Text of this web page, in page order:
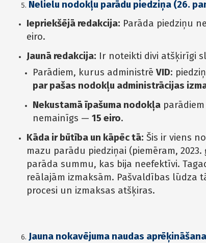
Nelielu nodokļu parādu piedziņa (26.
Iepriekšējā redakcija: Parāda piedziņu
eiro.
Jaunā redakcija: Ir noteikti divi atšķirīgi
Parādiem, kurus administrē VID:
par pašas nodokļu administrācijas
Nekustamā īpašuma nodokļa
nemainīgs — 15 eiro.
Kāda ir būtība un kāpēc tā: Šis ir viens
mazu parādu piedziņai (piemēram,
parāda summu, kas bija neefektīvi.
reālajām izmaksām. Pašvaldības lūdza
procesi un izmaksas atšķiras.
Jauna nokavējuma naudas